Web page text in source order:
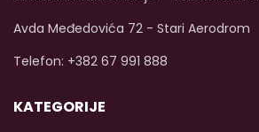
Avda Međedovića 72 - Stari Aerodrom
Telefon: +382 67 991 888
KATEGORIJE